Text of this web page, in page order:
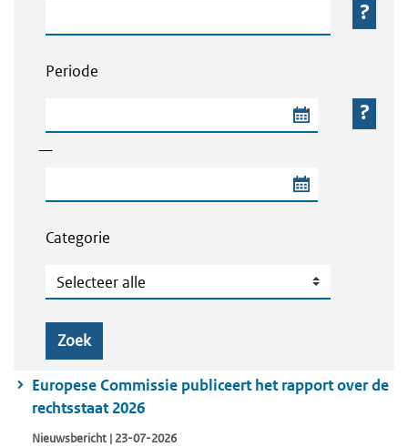
Periode
—
Categorie
Categorie
Zoek
Europese Commissie publiceert het rapport over de
rechtsstaat 2026
Nieuwsbericht | 23-07-2026